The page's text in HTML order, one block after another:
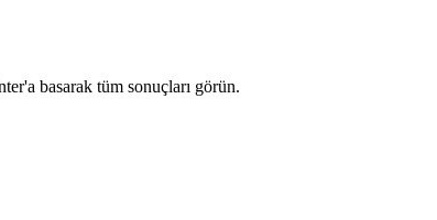
basarak tüm sonuçları görün.